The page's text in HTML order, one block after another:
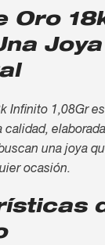
Oro
Infinito 1,08Gr
calidad,
una joya
ocasión.